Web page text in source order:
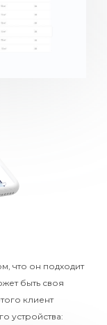
что он подходит
быть своя
клиент
устройства: